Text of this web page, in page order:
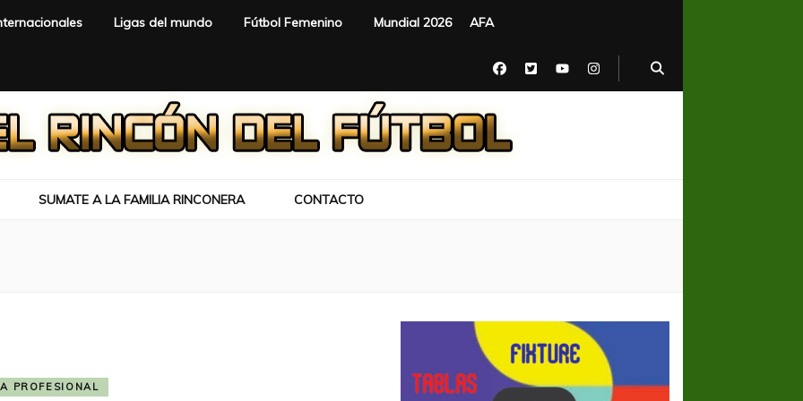
Ligas del mundo Fútbol Femenino Mundial 2026 AFA
SUMATE A LA FAMILIA RINCONERA CONTACTO
PROFESIONAL